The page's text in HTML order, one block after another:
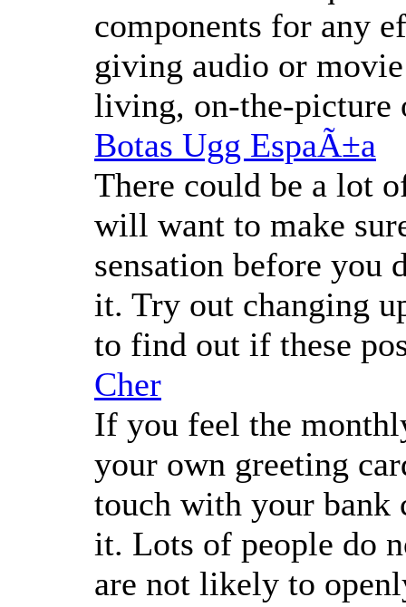
components for any
giving audio or
living, on-the-picture
Botas Ugg EspaÃ±a
There could be a lot
will want to make
sensation before you
it. Try out changing
to find out if these
Cher
If you feel the
your own greeting
touch with your bank
it. Lots of people do
are not likely to